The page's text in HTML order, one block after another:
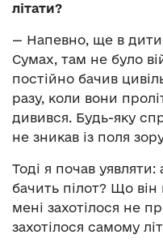
літати?
— Напевно, ще в
Сумах, там не було
постійно бачив
разу, коли вони
дивився. Будь-яку
не зникав із поля
Тоді я почав
бачить пілот? Що він
мені захотілося не
захотілося самому